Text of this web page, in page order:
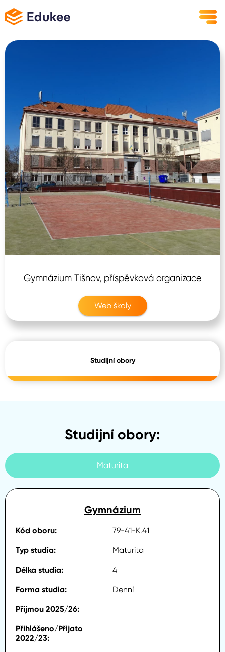
Gymnázium Tišnov, příspěvková organizace
Web školy
Studijní obory
Studijní obory:
Maturita
Gymnázium
79-41-K.41
Maturita
4
Denní